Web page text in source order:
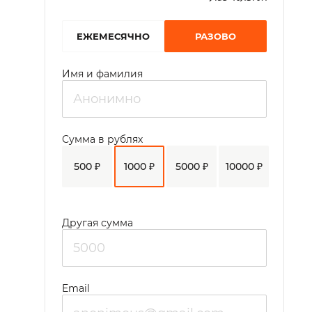
EЖЕМЕСЯЧНО РАЗОВО
Имя и фамилия
500 ₽ 1000 ₽ 5000 ₽ 10000 ₽
Сумма в рублях
Другая сумма
Email